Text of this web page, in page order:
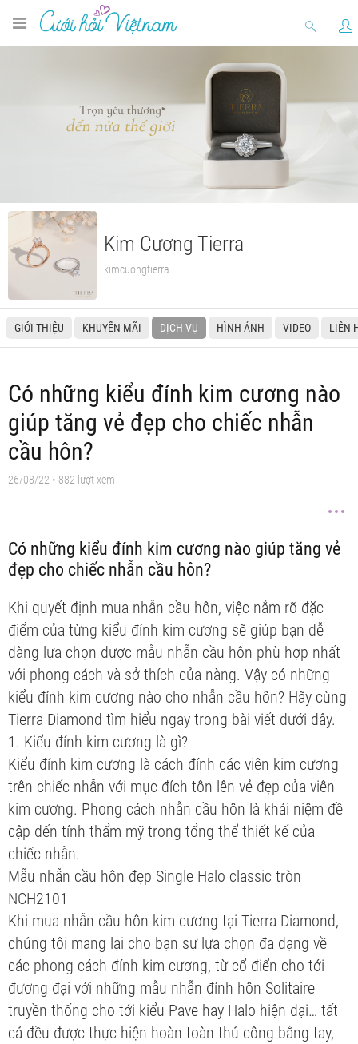
Kim Cương Tierra
kimcuongtierra
GIỚI THIỆU KHUYẾN MÃI DỊCH VỤ HÌNH ẢNH VIDEO LIÊN
Có những kiểu đính kim cương nào
giúp tăng vẻ đẹp cho chiếc nhẫn
cầu hôn?
26/08/22 • 882 lượt xem
Có những kiểu đính kim cương nào giúp tăng vẻ
đẹp cho chiếc nhẫn cầu hôn?
Khi quyết định mua nhẫn cầu hôn, việc nắm rõ đặc
điểm của từng kiểu đính kim cương sẽ giúp bạn dễ
dàng lựa chọn được mẫu nhẫn cầu hôn phù hợp nhất
với phong cách và sở thích của nàng. Vậy có những
kiểu đính kim cương nào cho nhẫn cầu hôn? Hãy cùng
Tierra Diamond tìm hiểu ngay trong bài viết dưới đây.
1. Kiểu đính kim cương là gì?
Kiểu đính kim cương là cách đính các viên kim cương
trên chiếc nhẫn với mục đích tôn lên vẻ đẹp của viên
kim cương. Phong cách nhẫn cầu hôn là khái niệm đề
cập đến tính thẩm mỹ trong tổng thể thiết kế của
chiếc nhẫn.
Mẫu nhẫn cầu hôn đẹp Single Halo classic tròn
NCH2101
Khi mua nhẫn cầu hôn kim cương tại Tierra Diamond,
chúng tôi mang lại cho bạn sự lựa chọn đa dạng về
các phong cách đính kim cương, từ cổ điển cho tới
đương đại với những mẫu nhẫn đính hôn Solitaire
truyền thống cho tới kiểu Pave hay Halo hiện đại… tất
cả đều được thực hiện hoàn toàn thủ công bằng tay,